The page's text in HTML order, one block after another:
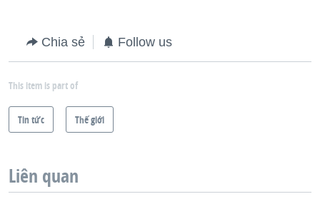
Chia sẻ Follow us
This item is part of
Tin tức Thế giới
Liên quan